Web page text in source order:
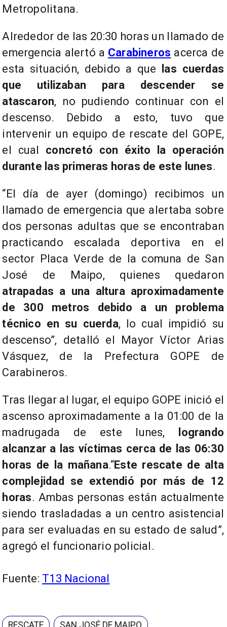
Metropolitana.
Alrededor de las 20:30 horas un llamado de
emergencia alertó a Carabineros acerca de
esta situación, debido a que
las cuerdas
que utilizaban para descender se
atascaron, no pudiendo continuar con el
descenso. Debido a esto, tuvo que
intervenir un equipo de rescate del GOPE,
el cual concretó con éxito la operación
durante las primeras horas de este lunes.
“El día de ayer (domingo) recibimos un
llamado de emergencia que alertaba sobre
dos personas adultas que se encontraban
practicando escalada deportiva en el
sector Placa Verde de la comuna de San
José de Maipo, quienes quedaron
atrapadas a una altura aproximadamente
de 300 metros debido a un problema
técnico en su cuerda, lo cual impidió su
descenso”, detalló el Mayor Víctor Arias
Vásquez, de la Prefectura GOPE de
Carabineros.
Tras llegar al lugar, el equipo GOPE inició el
ascenso aproximadamente a la 01:00 de la
madrugada de este lunes,
logrando
alcanzar a las víctimas cerca de las 06:30
horas de la mañana.“Este rescate de alta
complejidad se extendió por más de 12
horas. Ambas personas están actualmente
siendo trasladadas a un centro asistencial
para ser evaluadas en su estado de salud”,
agregó el funcionario policial.
Fuente: T13 Nacional